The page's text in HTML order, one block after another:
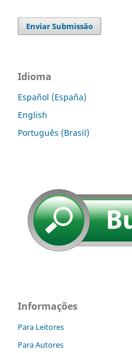
Enviar Submissão
Idioma
Español (España)
English
Português (Brasil)
Informações
Para Leitores
Para Autores